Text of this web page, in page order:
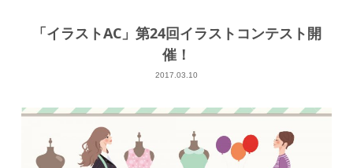
「イラストAC」第24回イラストコンテスト開
催！
2017.03.10